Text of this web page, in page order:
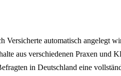
automatisch angelegt
aus verschiedenen Praxen
in Deutschland eine